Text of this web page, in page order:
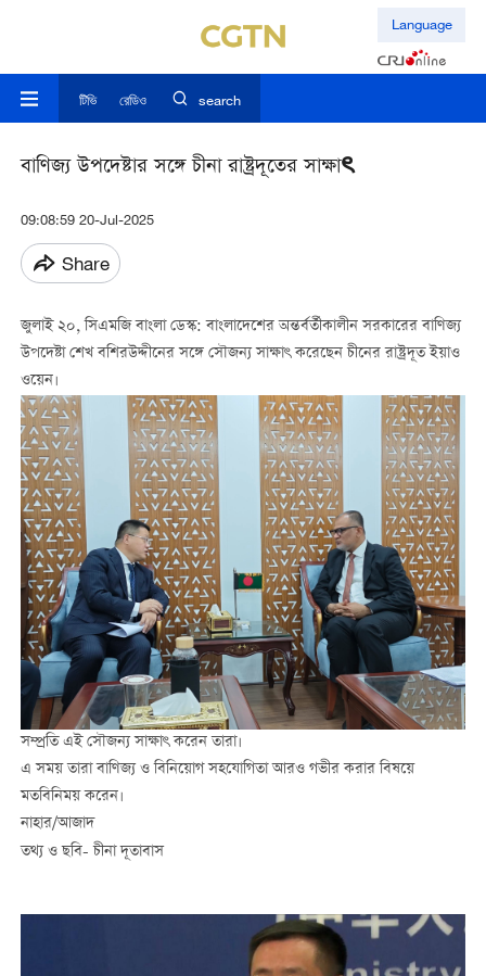
Language
টিভি রেডিও search
বাণিজ্য উপদেষ্টার সঙ্গে চীনা রাষ্ট্রদূতের সাক্ষাৎ
09:08:59 20-Jul-2025
Share
জুলাই ২০, সিএমজি বাংলা ডেস্ক: বাংলাদেশের অন্তর্বর্তীকালীন সরকারের বাণিজ্য
উপদেষ্টা শেখ বশিরউদ্দীনের সঙ্গে সৌজন্য সাক্ষাৎ করেছেন চীনের রাষ্ট্রদূত ইয়াও
ওয়েন।
সম্প্রতি এই সৌজন্য সাক্ষাৎ করেন তারা।
এ সময় তারা বাণিজ্য ও বিনিয়োগ সহযোগিতা আরও গভীর করার বিষয়ে
মতবিনিময় করেন।
নাহার/আজাদ
তথ্য ও ছবি- চীনা দূতাবাস